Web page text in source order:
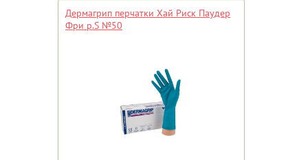
Дермагрип перчатки Хай Риск Паудер
Фри р.S №50